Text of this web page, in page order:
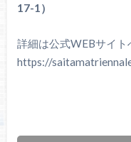
17-1）
詳細は公式WEBサイ
https://